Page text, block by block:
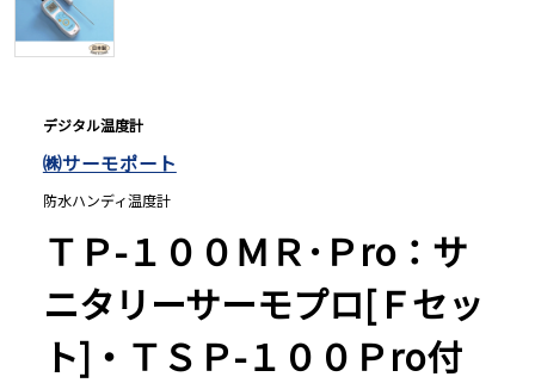
色々な計測器
オプション
デジタル温度計
㈱サーモポート
防水ハンディ温度計
ＴＰ-１００ＭＲ･Ｐro：サ
ニタリーサーモプロ[Ｆセッ
ト]・ＴＳＰ-１００Ｐro付